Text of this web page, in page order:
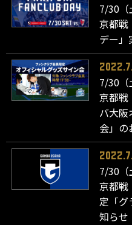
7/30（
京都戦
デー」
7/30（
京都戦
バ大阪
会」の
7/30（
京都戦
定「グ
知らせ